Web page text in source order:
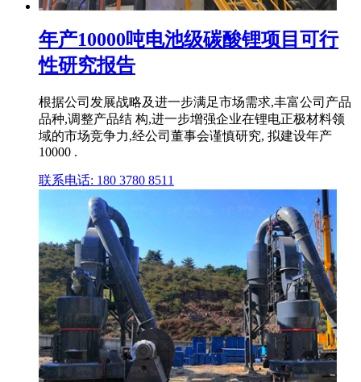
年产10000吨电池级碳酸锂项目可行
性研究报告
根据公司发展战略及进一步满足市场需求,丰富公司产品
品种,调整产品结 构,进一步增强企业在锂电正极材料领
域的市场竞争力,经公司董事会谨慎研究, 拟建设年产
10000 .
联系电话: 180 3780 8511